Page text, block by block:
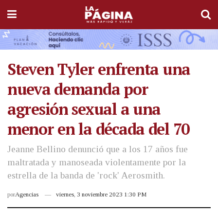
Steven Tyler enfrenta una
nueva demanda por
agresión sexual a una
menor en la década del 70
Jeanne Bellino denunció que a los 17 años fue
maltratada y manoseada violentamente por la
estrella de la banda de 'rock' Aerosmith.
porAgencias viernes, 3 noviembre 2023 1:30 PM